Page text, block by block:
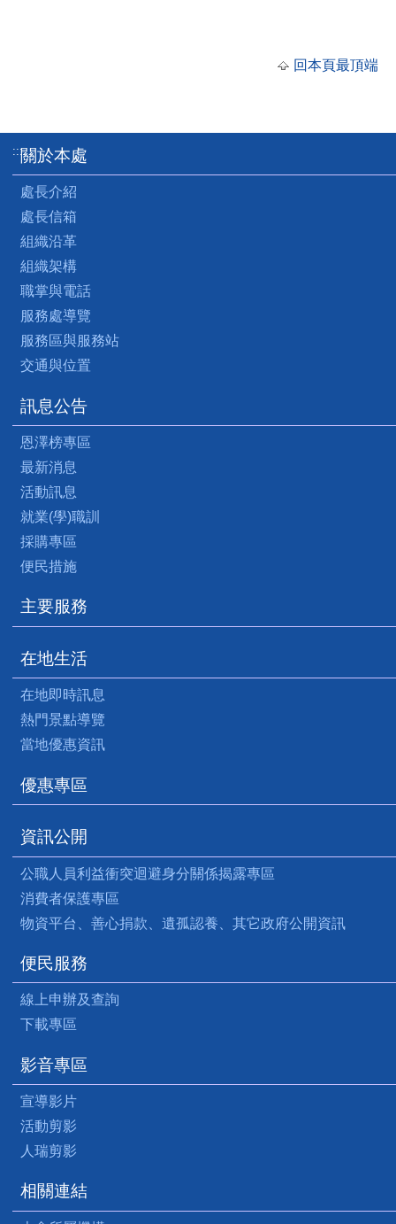
回本頁最頂端
:::關於本處
處長介紹
處長信箱
組織沿革
組織架構
職掌與電話
服務處導覽
服務區與服務站
交通與位置
訊息公告
恩澤榜專區
最新消息
活動訊息
就業(學)職訓
採購專區
便民措施
主要服務
在地生活
在地即時訊息
熱門景點導覽
當地優惠資訊
優惠專區
資訊公開
公職人員利益衝突迴避身分關係揭露專區
消費者保護專區
物資平台、善心捐款、遺孤認養、其它政府公開資訊
便民服務
線上申辦及查詢
下載專區
影音專區
宣導影片
活動剪影
人瑞剪影
相關連結